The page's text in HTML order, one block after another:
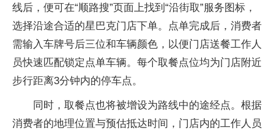
线后，便可在“顺路搜”页面上找到“沿街取”服务图标，
选择沿途合适的星巴克门店下单。点单完成后，消费者
需输入车牌号后三位和车辆颜色，以便门店送餐工作人
员快速匹配锁定点单车辆。每个取餐点位均为门店附近
步行距离3分钟内的停车点。
同时，取餐点也将被增设为路线中的途经点。根据
消费者的地理位置与预估抵达时间，门店内的工作人员